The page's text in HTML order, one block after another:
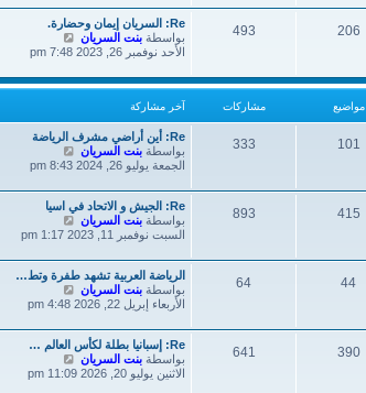
ش
ا
ر
ك
آ
خ
ر
ش
ك
ة
206
493
Re: السريان إيمان وحضارة.
بواسطة بنت السريان
ا
د
آ
ر
م
ا
ك
ة
الأحد نوفمبر 26, 2023 7:48 pm
مواضيع مشاركات آخر مشاركة
101
333
Re: أين أراضي مشرف الرياضة
بواسطة بنت السريان
ا
د
آ
ر
ش
ا
ك
الجمعة يوليو 26, 2024 8:43 pm
415
893
Re: الجيش و الاتحاد في اسيا
بواسطة بنت السريان
ا
د
آ
ر
ش
ا
ك
السبت نوفمبر 11, 2023 1:17 pm
44
64
الرياضة العربية تشهد طفرة وتط…
بواسطة بنت السريان
ا
د
آ
ر
الأربعاء إبريل 22, 2026 4:48 pm
390
641
Re: إسبانيا بطلة لكأس العالم …
بواسطة بنت السريان
ا
الاثنين يوليو 20, 2026 11:09 pm